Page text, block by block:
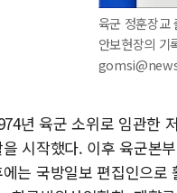
육군 정훈장교
안보현장의
년 육군 소위로 임관한
시작했다. 이후 육군본
는 국방일보 편집인으로